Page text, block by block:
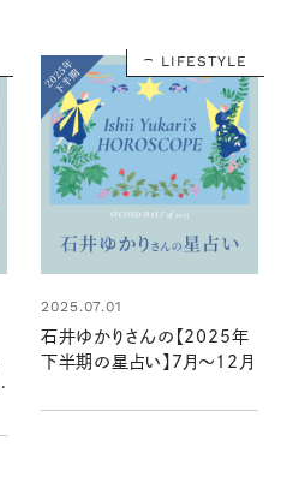
LIFESTYLE
2025.07.01
石井ゆかりさんの【2025年
下半期の星占い】7月～12月